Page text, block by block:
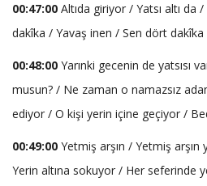
00:47:00 Altıda giriyor / Yatsı altı da
dakîka / Yavaş inen / Sen dört dakîka
00:48:00 Yarınki gecenin de yatsısı
musun? / Ne zaman o namazsız
ediyor / O kişi yerin içine geçiyor /
00:49:00 Yetmiş arşın / Yetmiş arşın
Yerin altına sokuyor / Her seferinde